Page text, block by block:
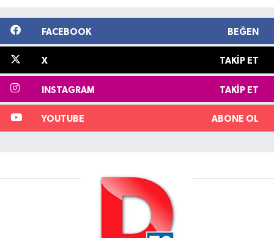
FACEBOOK BEĞEN
X TAKIP ET
INSTAGRAM TAKIP ET
YOUTUBE ABONE OL